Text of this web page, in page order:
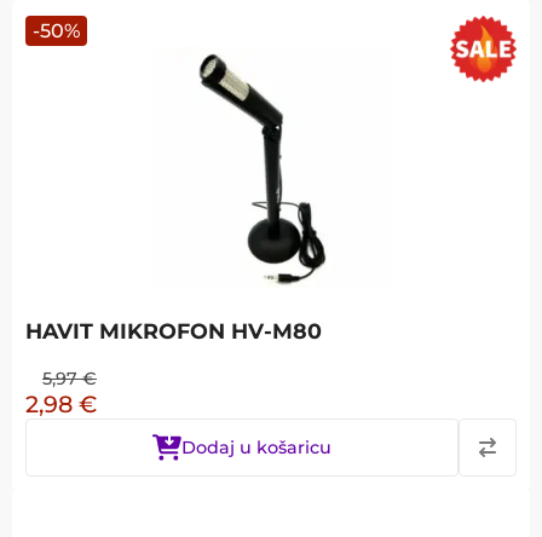
HAVIT MIKROFON HV-M80
5,97 €
2,98 €
Dodaj u košaricu
-50%